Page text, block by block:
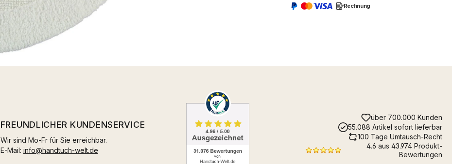
Rechnung
FREUNDLICHER KUNDENSERVICE
Wir sind Mo-Fr für Sie erreichbar.
E-Mail: info@handtuch-welt.de
über 700.000 Kunden
55.088 Artikel sofort lieferbar
100 Tage Umtausch-Recht
4.6 aus 43.974 Produkt-
Bewertungen